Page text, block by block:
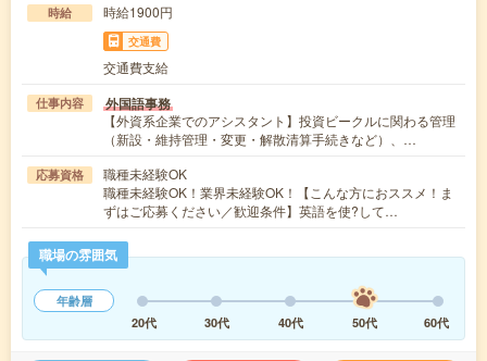
時給 時給1900円
交通費
交通費支給
仕事内容 外国語事務
【外資系企業でのアシスタント】投資ビークルに関わる管理
（新設・維持管理・変更・解散清算手続きなど）、…
応募資格
職種未経験OK
職種未経験OK！業界未経験OK！【こんな方におススメ！ま
ずはご応募ください／歓迎条件】英語を使?して…
職場の雰囲気
年齢層
20代
30代 40代 50代 60代